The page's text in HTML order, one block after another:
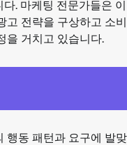
. 마케팅 전문가들은 이
고 전략을 구상하고 소비
을 거치고 있습니다.
행동 패턴과 요구에 발맞